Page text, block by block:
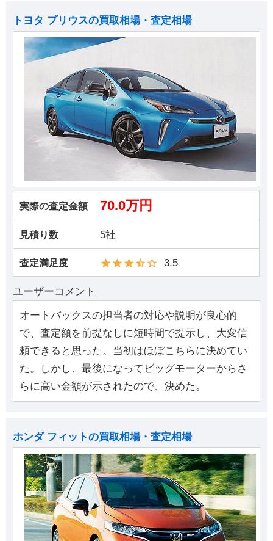
トヨタ プリウスの買取相場・査定相場
実際の査定金額 70.0万円
見積り数 5社
査定満足度 3.5
ユーザーコメント
オートバックスの担当者の対応や説明が良心的
で、査定額を前提なしに短時間で提示し、大変信
頼できると思った。当初はほぼこちらに決めてい
た。しかし、最後になってビッグモーターからさ
らに高い金額が示されたので、決めた。
ホンダ フィットの買取相場・査定相場